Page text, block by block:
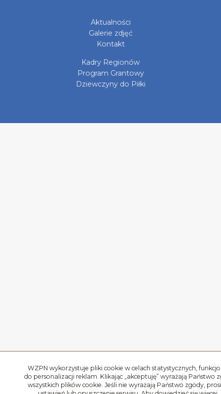
Aktualności
Galerie zdjęć
Kontakt
Kadry Regionów
Program Grantowy
Dziewczyny do Piłki
WZPN wykorzystuje pliki cookie w celach statystycznych,
do personalizacji reklam. Klikając „akceptuję” wyrażają Państwo
wszystkich plików cookie. Jeśli nie wyrażają Państwo zgody,